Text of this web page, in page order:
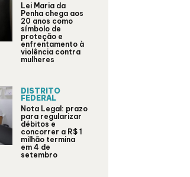
Lei Maria da
Penha chega aos
20 anos como
símbolo de
proteção e
enfrentamento à
violência contra
mulheres
DISTRITO
FEDERAL
Nota Legal: prazo
para regularizar
débitos e
concorrer a R$ 1
milhão termina
em 4 de
setembro